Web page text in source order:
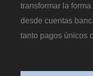
transformar la
desde cuentas
tanto pagos únicos